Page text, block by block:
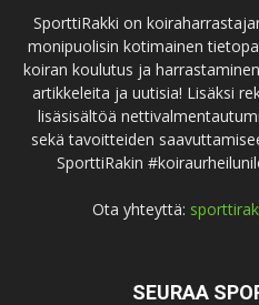
SporttiRakki on
monipuolisin kotimainen
koiran koulutus ja
artikkeleita ja uutisia! Lisäksi
lisäsisältöä
sekä tavoitteiden
SporttiRakin
Ota yhteyttä:
SEURAA